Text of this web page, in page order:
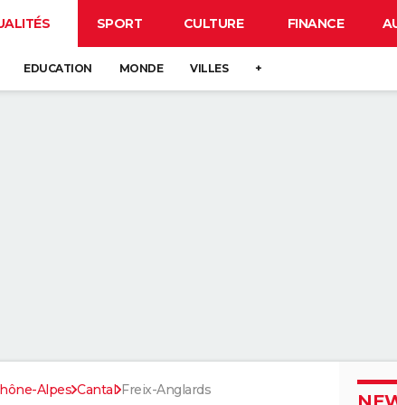
SPORT CULTURE FINANCE
EDUCATION MONDE VILLES +
Alpes Cantal Freix-Anglards